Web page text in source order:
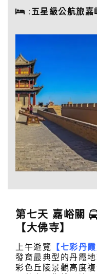
:五星級公航旅嘉
第七天 嘉峪關
【大佛寺】
上午遊覽 【七彩丹
發育最典型的丹霞
彩色丘陵景觀高度